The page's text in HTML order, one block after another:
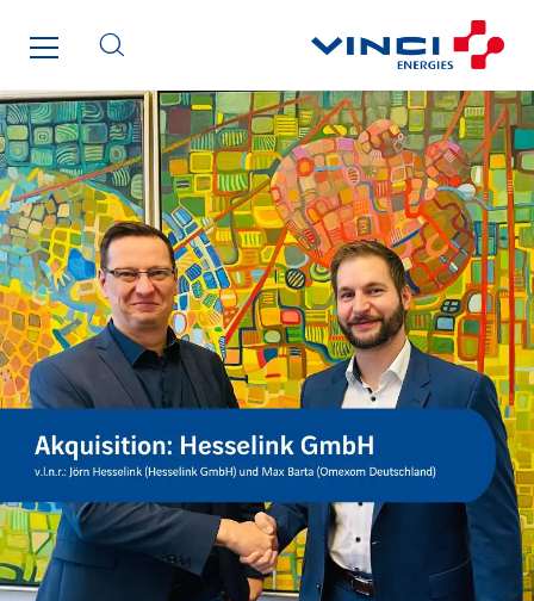
SDEL Savoie Léman
SDEL Tertiaire
SDEL Transport
SDEL Transport Services
Sedam
SEDD
Service One Alliance
Seves
SKE-International
Smart Building Energies
Sotécnica
SparkEx® Funkenlöschanlagen
STE Armor
Strasser